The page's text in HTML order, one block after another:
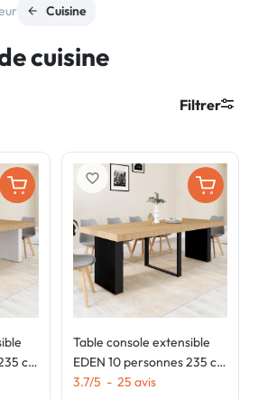
Cuisine
cuisine
Filtrer
cm
Table console extensible
EDEN 10 personnes 235 cm
bois et noir
3.7/5 - 25 avis
favorite_border